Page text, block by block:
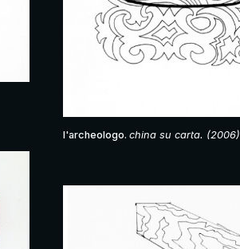
l'archeologo. china su carta. (2006)